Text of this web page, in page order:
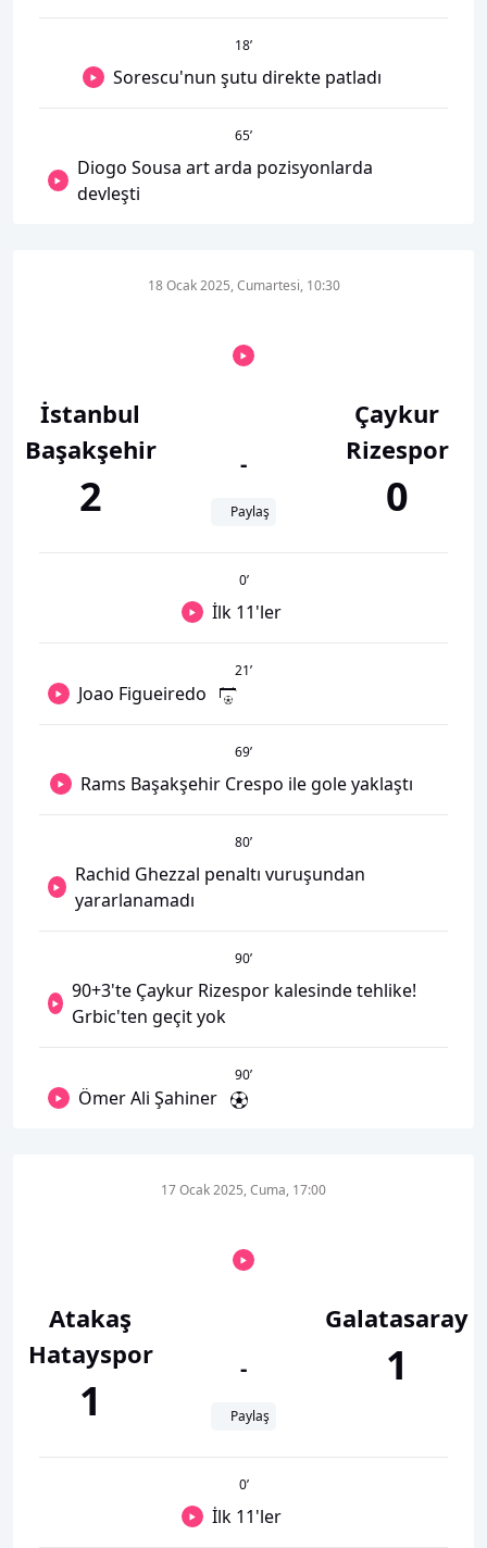
18’
Sorescu'nun şutu direkte patladı
65’
Diogo Sousa art arda pozisyonlarda
devleşti
İstanbul
Başakşehir
2
18 Ocak 2025, Cumartesi, 10:30
-
Paylaş
Çaykur
Rizespor
0
0’
İlk 11'ler
21’
Joao Figueiredo
69’
Rams Başakşehir Crespo ile gole yaklaştı
80’
Rachid Ghezzal penaltı vuruşundan
yararlanamadı
90’
90+3'te Çaykur Rizespor kalesinde tehlike!
Grbic'ten geçit yok
90’
Ömer Ali Şahiner
Atakaş
Hatayspor
1
17 Ocak 2025, Cuma, 17:00
-
Paylaş
Galatasaray
1
0’
İlk 11'ler